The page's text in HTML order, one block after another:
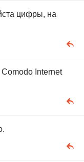
цифры, на
Internet